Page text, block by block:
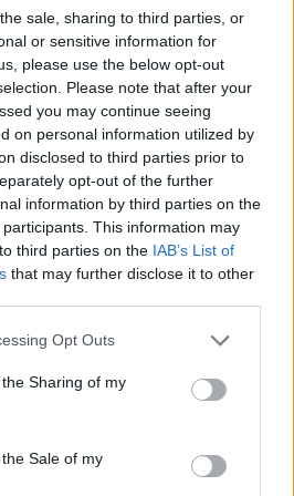
sale, sharing to third parties, or
or sensitive information for
please use the below opt-out
Please note that after your
you may continue seeing
on personal information utilized by
disclosed to third parties prior to
opt-out of the further
information by third parties on the
participants. This information may
third parties on the IAB’s List of
that may further disclose it to other
app uses one or more Google
usage behaviour. You may click to
Google and its third-party tags to
purposes in below Google
Opt Outs
Sharing of my
Sale of my